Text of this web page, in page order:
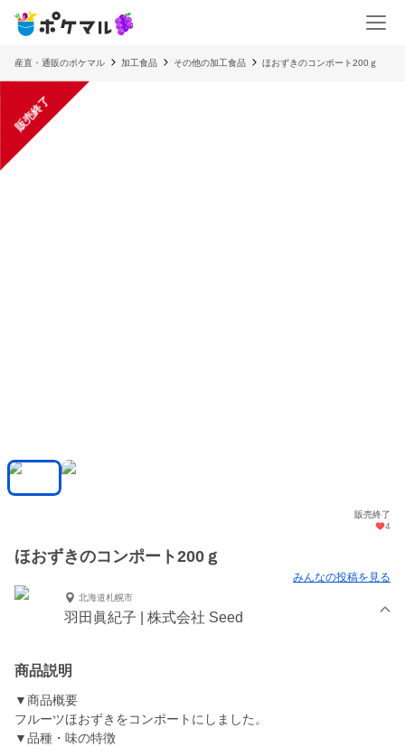
産直・通販のポケマル 加工食品 その他の加工食品 ほおずきのコンポート200ｇ
販売終了
販売終了
4
ほおずきのコンポート200ｇ
みんなの投稿を見る
北海道札幌市
羽田眞紀子 | 株式会社 Seed
商品説明
▼商品概要
フルーツほおずきをコンポートにしました。
▼品種・味の特徴